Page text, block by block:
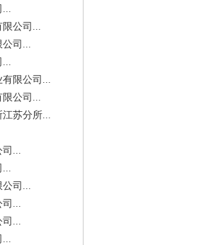
...
限公司...
公司...
...
限公司...
限公司...
苏分所...
司...
...
公司...
司...
司...
...